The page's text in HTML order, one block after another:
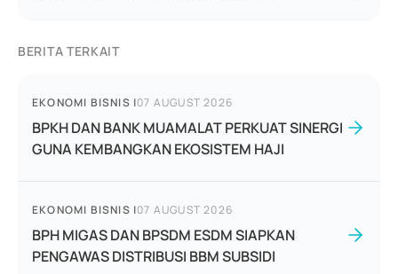
BERITA TERKAIT
EKONOMI BISNIS |07 AUGUST 2026
BPKH DAN BANK MUAMALAT PERKUAT SINERGI
GUNA KEMBANGKAN EKOSISTEM HAJI
EKONOMI BISNIS |07 AUGUST 2026
BPH MIGAS DAN BPSDM ESDM SIAPKAN
PENGAWAS DISTRIBUSI BBM SUBSIDI